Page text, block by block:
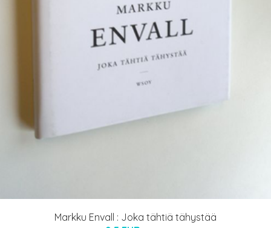
Markku Envall : Joka tähtiä tähystää